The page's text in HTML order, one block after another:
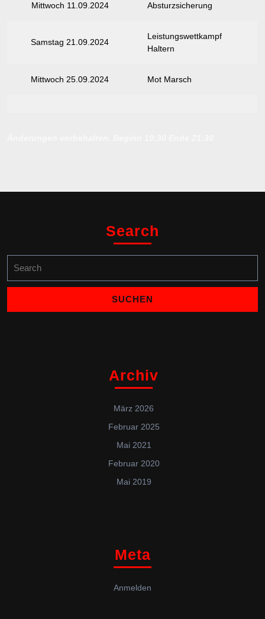
Mittwoch 11.09.2024 Absturzsicherung
Samstag 21.09.2024
Leistungswettkampf
Haltern
Mittwoch 25.09.2024 Mot Marsch
Search
for:
Archiv
März 2026
Februar 2025
Mai 2021
Februar 2020
Mai 2019
Meta
Anmelden